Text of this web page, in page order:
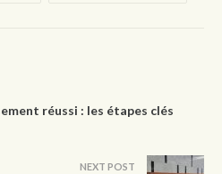
réussi : les étapes clés
NEXT POST